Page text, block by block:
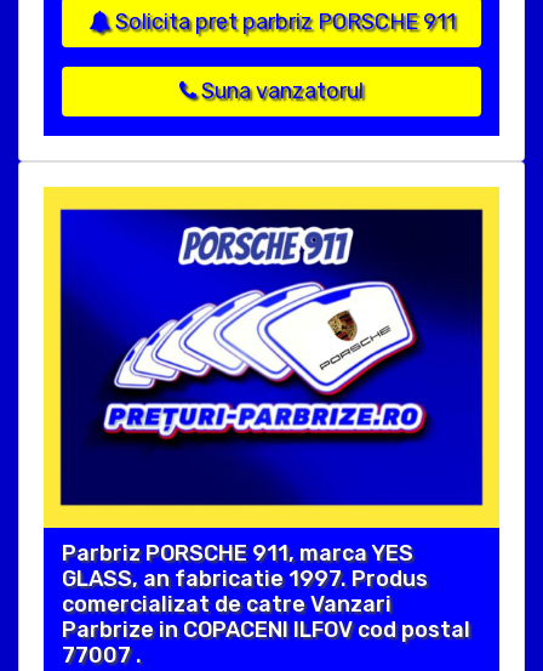
Solicita pret parbriz PORSCHE 911
Suna vanzatorul
Parbriz PORSCHE 911, marca YES
GLASS, an fabricatie 1997. Produs
comercializat de catre Vanzari
Parbrize in COPACENI ILFOV cod postal
77007 .